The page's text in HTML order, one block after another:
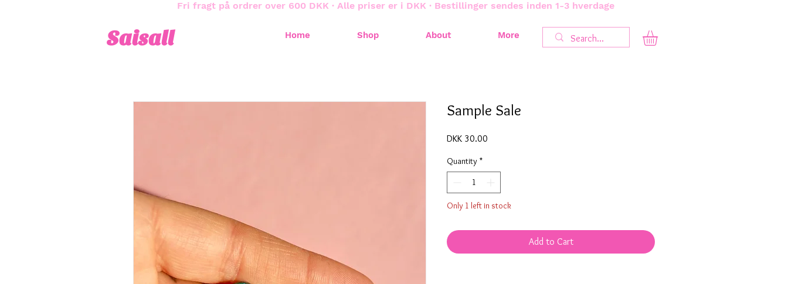
Fri fragt på ordrer over 600 DKK · Alle priser er i DKK · Bestillinger sendes inden 1-3 hverdage
Saisall Home Shop About More
Sample Sale
DKK 30.00
Quantity *
Only 1 left in stock
Add to Cart